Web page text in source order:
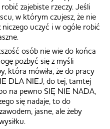
zajebiste rzeczy. Jeśli
w którym czujesz, że nie
niczego uczyć i w ogóle robić
osób nie wie do końca
pozbyć się z myśli
która mówiła, że do pracy
DLA NIEJ, do tej, tamtej
na pewno SIĘ NIE NADA,
się nadaje, to do
jasne, ale żeby